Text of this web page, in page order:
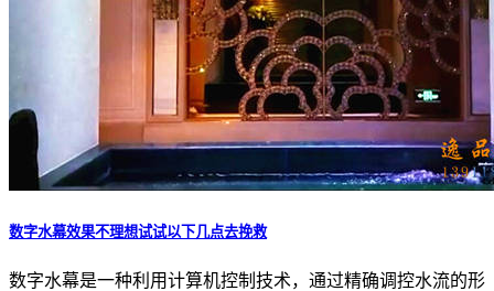
数字水幕效果不理想试试以下几点去挽救
数字水幕是一种利用计算机控制技术，通过精确调控水流的形